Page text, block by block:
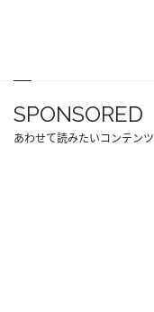
SPONSORED
あわせて読みたいコンテンツ